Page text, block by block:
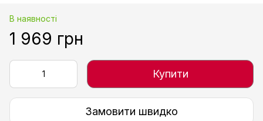
В наявності
1 969 грн
Купити
Замовити швидко